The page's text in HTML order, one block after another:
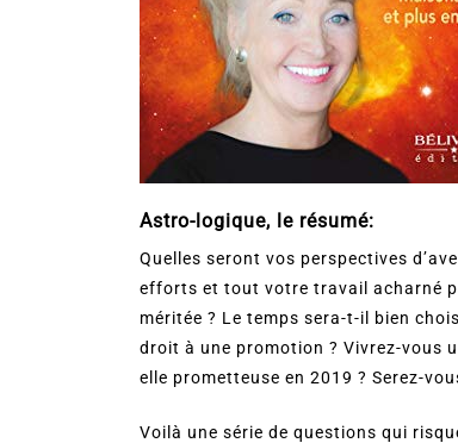
Astro-logique, le résumé:
Quelles seront vos perspectives
efforts et tout votre travail acharné
méritée ? Le temps sera-t-il bien
droit à une promotion ? Vivrez-vous
elle prometteuse en 2019 ? Serez-
Voilà une série de questions qui